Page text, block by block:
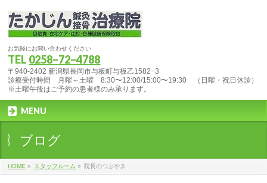
お気軽にお問い合わせください
TEL 0258−72−4788
〒940-2402 新潟県長岡市与板町与板乙1582−3
診療受付時間 月曜～土曜 8:30〜12:00/15:00〜19:30 （日曜・祝日休診）
※土曜午後はご予約の患者様のみ承ります。
MENU
ブログ
HOME » スタッフルーム » 院長のつぶやき